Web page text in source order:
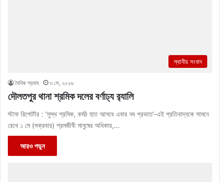
স্থানীয় সংবাদ
দৈনিক প্রবাহ ৩ মে, ২০২৬
দৌলতপুর থানা শ্রমিক দলের বর্ণাঢ্য র‌্যালি
স্টাফ রিপোর্টার : ‘সুস্থ শ্রমিক, কর্মঠ হাত আসবে এবার নব প্রভাত’-এই প্রতিবাদ্যকে সামনে
রেখে ১ মে (শুক্রবার) শ্রমজীবী মানুষের অধিকার,…
আরও পড়ুন